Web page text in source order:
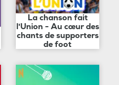
La chanson fait
l'Union - Au cœur des
chants de supporters
de foot